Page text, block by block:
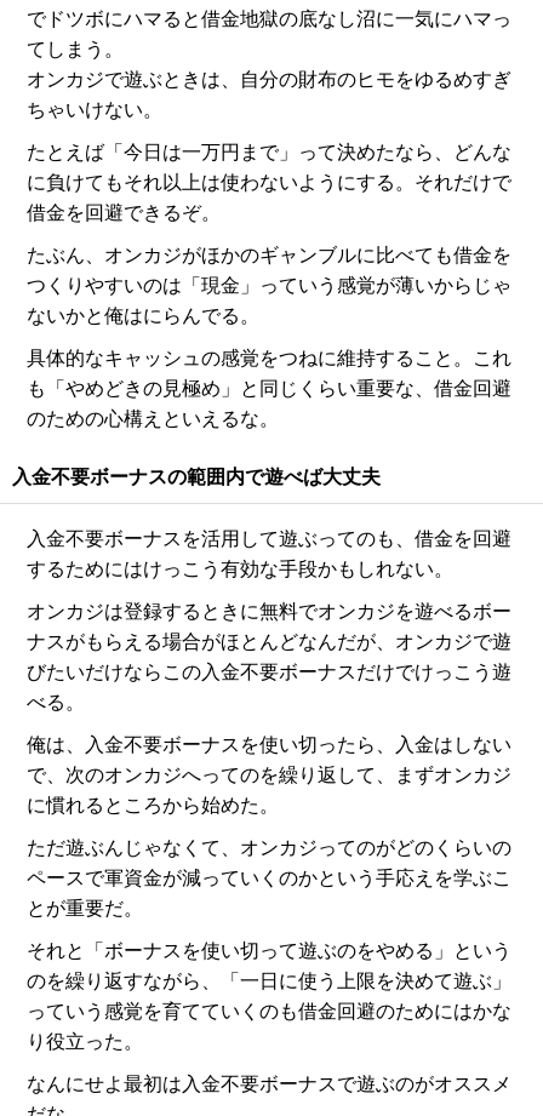
でドツボにハマると借金地獄の底なし沼に一気にハマっ
てしまう。
オンカジで遊ぶときは、自分の財布のヒモをゆるめすぎ
ちゃいけない。
たとえば「今日は一万円まで」って決めたなら、どんな
に負けてもそれ以上は使わないようにする。それだけで
借金を回避できるぞ。
たぶん、オンカジがほかのギャンブルに比べても借金を
つくりやすいのは「現金」っていう感覚が薄いからじゃ
ないかと俺はにらんでる。
具体的なキャッシュの感覚をつねに維持すること。これ
も「やめどきの見極め」と同じくらい重要な、借金回避
のための心構えといえるな。
入金不要ボーナスの範囲内で遊べば大丈夫
入金不要ボーナスを活用して遊ぶってのも、借金を回避
するためにはけっこう有効な手段かもしれない。
オンカジは登録するときに無料でオンカジを遊べるボー
ナスがもらえる場合がほとんどなんだが、オンカジで遊
びたいだけならこの入金不要ボーナスだけでけっこう遊
べる。
俺は、入金不要ボーナスを使い切ったら、入金はしない
で、次のオンカジへってのを繰り返して、まずオンカジ
に慣れるところから始めた。
ただ遊ぶんじゃなくて、オンカジってのがどのくらいの
ペースで軍資金が減っていくのかという手応えを学ぶこ
とが重要だ。
それと「ボーナスを使い切って遊ぶのをやめる」という
のを繰り返すながら、「一日に使う上限を決めて遊ぶ」
っていう感覚を育てていくのも借金回避のためにはかな
り役立った。
なんにせよ最初は入金不要ボーナスで遊ぶのがオススメ